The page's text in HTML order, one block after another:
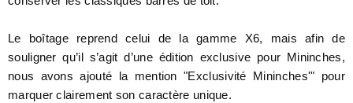
Le boîtage reprend celui de la gamme X6, mais afin de
souligner qu’il s’agit d’une édition exclusive pour Mininches,
nous avons ajouté la mention "Exclusivité Mininches'" pour
marquer clairement son caractère unique.